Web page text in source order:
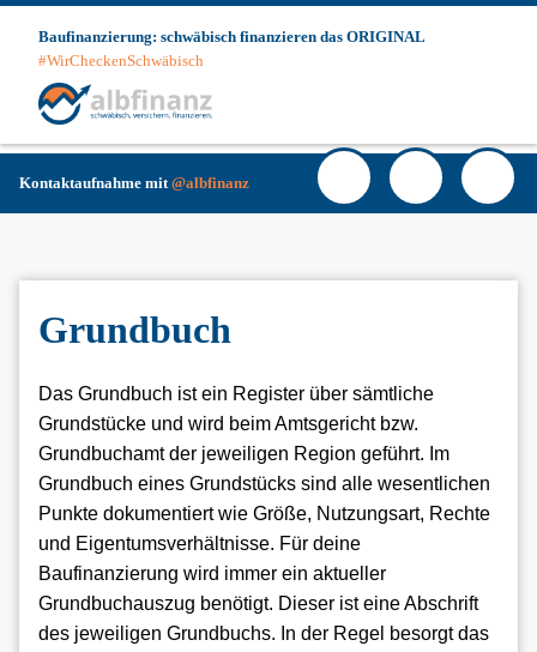
Baufinanzierung: schwäbisch finanzieren das ORIGINAL
#WirCheckenSchwäbisch
Login
Grundbuch
Das Grundbuch ist ein Register über sämtliche
Grundstücke und wird beim Amtsgericht bzw.
Grundbuchamt der jeweiligen Region geführt. Im
Grundbuch eines Grundstücks sind alle wesentlichen
Punkte dokumentiert wie Größe, Nutzungsart, Rechte
und Eigentumsverhältnisse. Für deine
Baufinanzierung wird immer ein aktueller
Grundbuchauszug benötigt. Dieser ist eine Abschrift
des jeweiligen Grundbuchs. In der Regel besorgt das
Kontaktaufnahme mit@albfinanz